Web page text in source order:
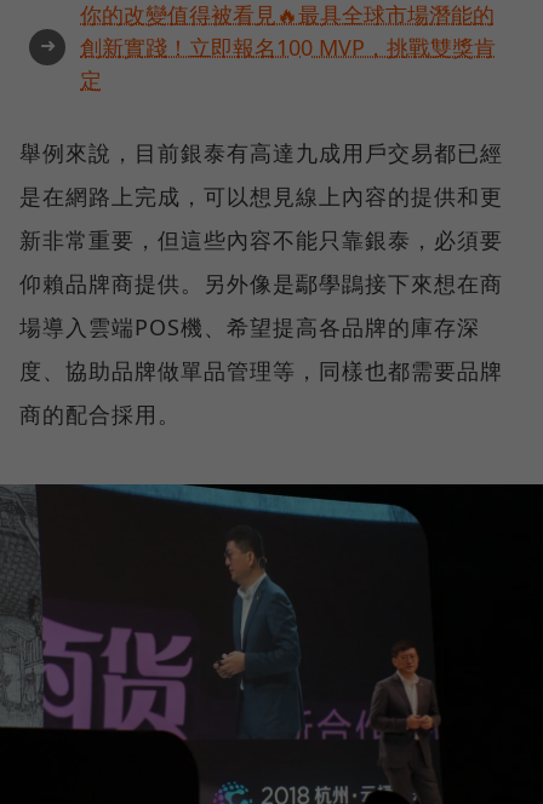
➜
你的改變值得被看見🔥最具全球市場潛能的
創新實踐！立即報名100 MVP，挑戰雙獎肯
定
舉例來說，目前銀泰有高達九成用戶交易都已經
是在網路上完成，可以想見線上內容的提供和更
新非常重要，但這些內容不能只靠銀泰，必須要
仰賴品牌商提供。另外像是鄢學鵾接下來想在商
場導入雲端POS機、希望提高各品牌的庫存深
度、協助品牌做單品管理等，同樣也都需要品牌
商的配合採用。